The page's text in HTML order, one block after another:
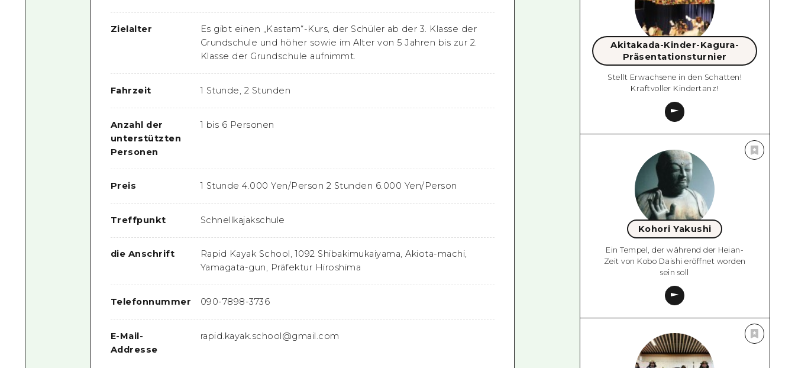
Zielalter
Es gibt einen „Kastam“-Kurs, der Schüler ab der 3. Klasse der
Grundschule und höher sowie im Alter von 5 Jahren bis zur 2.
Klasse der Grundschule aufnimmt.
Fahrzeit 1 Stunde, 2 Stunden
Anzahl der
unterstützten
Personen
1 bis 6 Personen
Preis 1 Stunde 4.000 Yen/Person 2 Stunden 6.000 Yen/Person
Treffpunkt Schnellkajakschule
die Anschrift
Rapid Kayak School, 1092 Shibakimukaiyama, Akiota-machi,
Yamagata-gun, Präfektur Hiroshima
Telefonnummer 090-7898-3736
E-Mail-
Addresse
rapid.kayak.school@gmail.com
Akitakada-Kinder-Kagura-
Präsentationsturnier
Stellt Erwachsene in den Schatten!
Kraftvoller Kindertanz!
Kohori Yakushi
Ein Tempel, der während der Heian-
Zeit von Kobo Daishi eröffnet worden
sein soll